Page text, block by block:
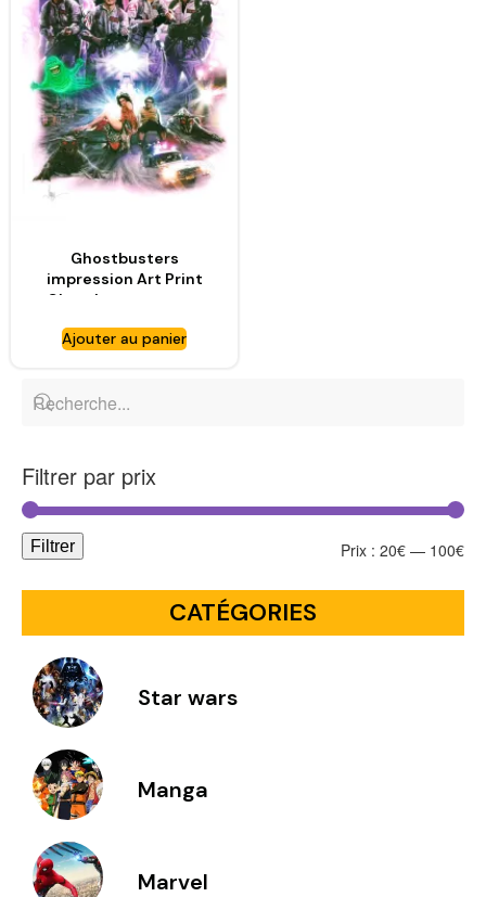
Ghostbusters
impression Art Print
Ghostbusters – non
TOYS
Ajouter au panier
Filtrer par prix
Filtrer Prix : 20€ — 100€
CATÉGORIES
Star wars
Manga
Marvel